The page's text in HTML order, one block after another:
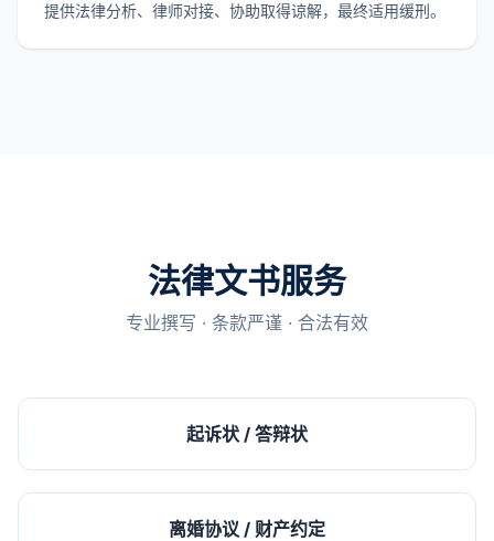
提供法律分析、律师对接、协助取得谅解，最终适用缓刑。
法律文书服务
专业撰写 · 条款严谨 · 合法有效
起诉状 / 答辩状
离婚协议 / 财产约定